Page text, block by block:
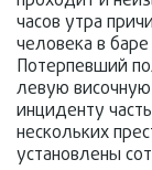
часов утра
человека в
Потерпевший
левую
инциденту
нескольких
установлены